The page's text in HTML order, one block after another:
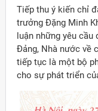
Tiếp thu ý kiến chỉ
trưởng Đặng Minh
luận những yêu
Đảng, Nhà nước về
tiếp tục là một bộ
cho sự phát triển